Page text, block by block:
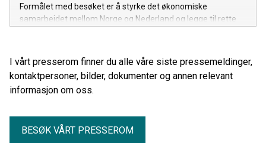
Formålet med besøket er å styrke det økonomiske
samarbeidet mellom Norge og Nederland og legge til rette
I vårt presserom finner du alle våre siste pressemeldinger,
kontaktpersoner, bilder, dokumenter og annen relevant
informasjon om oss.
BESØK VÅRT PRESSEROM